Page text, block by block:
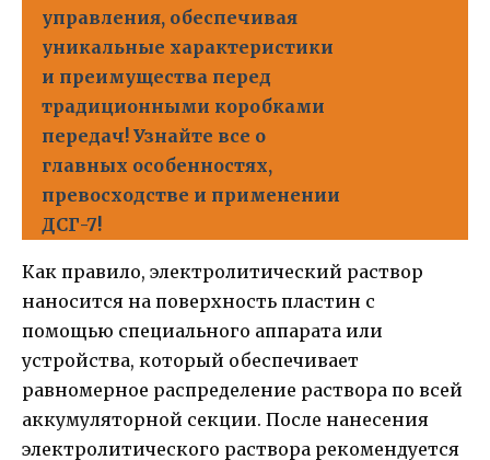
управления, обеспечивая
уникальные характеристики
и преимущества перед
традиционными коробками
передач! Узнайте все о
главных особенностях,
превосходстве и применении
ДСГ-7!
Как правило, электролитический раствор
наносится на поверхность пластин с
помощью специального аппарата или
устройства, который обеспечивает
равномерное распределение раствора по всей
аккумуляторной секции. После нанесения
электролитического раствора рекомендуется